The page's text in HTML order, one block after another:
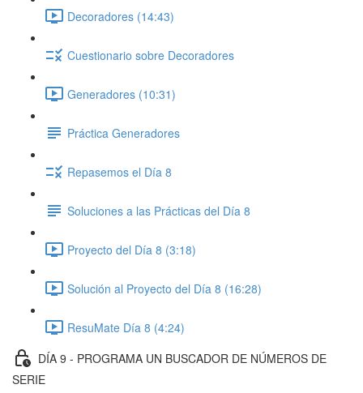
Decoradores (14:43)
Cuestionario sobre Decoradores
Generadores (10:31)
Práctica Generadores
Repasemos el Día 8
Soluciones a las Prácticas del Día 8
Proyecto del Día 8 (3:18)
Solución al Proyecto del Día 8 (16:28)
ResuMate Día 8 (4:24)
DÍA 9 - PROGRAMA UN BUSCADOR DE NÚMEROS DE
SERIE